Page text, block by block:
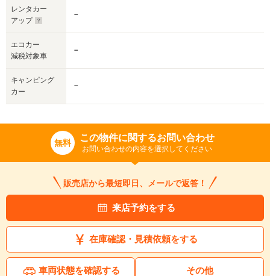
レンタカー
アップ
－
エコカー
減税対象車
－
キャンピング
カー
－
無料 この物件に関するお問い合わせ
お問い合わせの内容を選択してください
販売店から最短即日、メールで返答！
来店予約をする
在庫確認・見積依頼をする
車両状態を確認する その他